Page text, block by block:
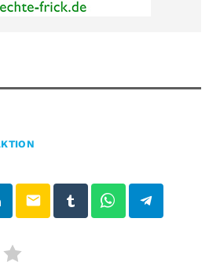
email